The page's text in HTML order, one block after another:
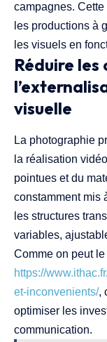
campagnes.
les productions à
les visuels en
Réduire
visuelle
La photographie
la réalisation
pointues et du
constamment mis
les structures
variables,
Comme on peut
https://
et-inconvenients/,
optimiser les
communication.